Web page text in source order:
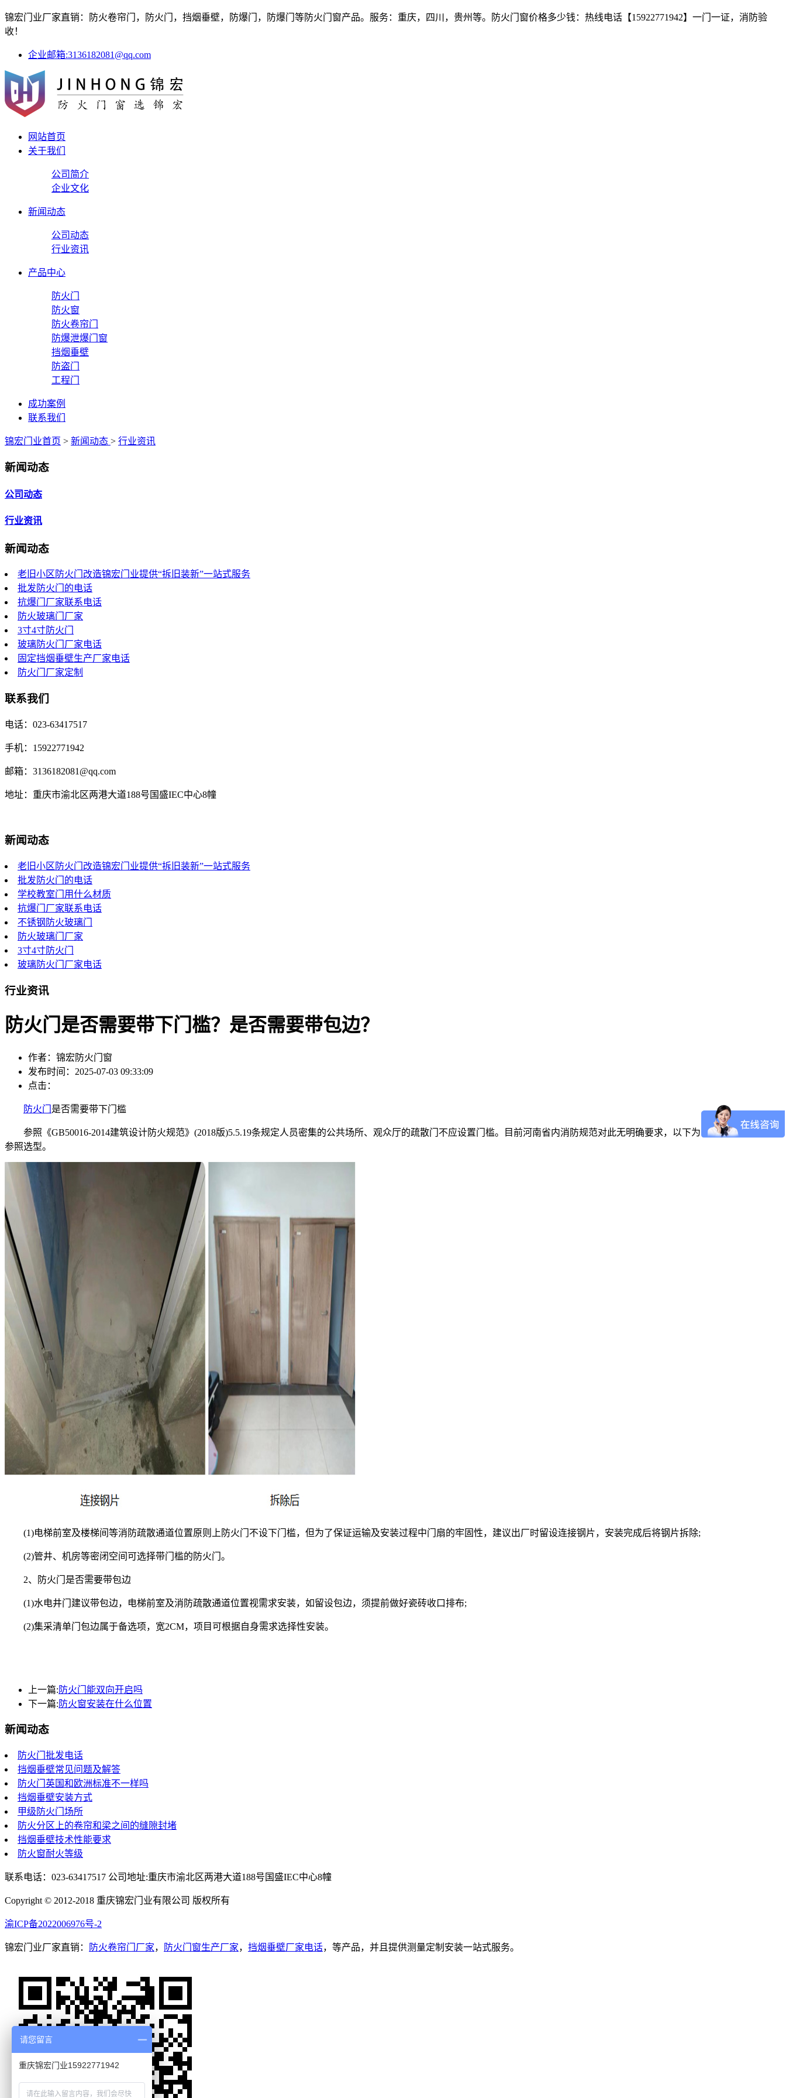
锦宏门业厂家直销：防火卷帘门，防火门，挡烟垂壁，防爆门，防爆门等防火门窗产品。服务：重庆，四川，贵州等。防火门窗价格多少钱：热线电话【15922771942】一门一证，消防验
收！
企业邮箱:3136182081@qq.com
网站首页
关于我们
公司简介
企业文化
新闻动态
公司动态
行业资讯
产品中心
防火门
防火窗
防火卷帘门
防爆泄爆门窗
挡烟垂壁
防盗门
工程门
成功案例
联系我们
锦宏门业首页 > 新闻动态 > 行业资讯
新闻动态
公司动态
行业资讯
新闻动态
老旧小区防火门改造锦宏门业提供“拆旧装新”一站式服务
批发防火门的电话
抗爆门厂家联系电话
防火玻璃门厂家
3寸4寸防火门
玻璃防火门厂家电话
固定挡烟垂壁生产厂家电话
防火门厂家定制
联系我们
电话：023-63417517
手机：15922771942
邮箱：3136182081@qq.com
地址：重庆市渝北区两港大道188号国盛IEC中心8幢
新闻动态
老旧小区防火门改造锦宏门业提供“拆旧装新”一站式服务
批发防火门的电话
学校教室门用什么材质
抗爆门厂家联系电话
不锈钢防火玻璃门
防火玻璃门厂家
3寸4寸防火门
玻璃防火门厂家电话
行业资讯
防火门是否需要带下门槛？是否需要带包边？
作者：锦宏防火门窗
发布时间：2025-07-03 09:33:09
点击：
防火门 是否需要带下门槛
参照《GB50016-2014建筑设计防火规范》(2018版)5.5.19条规定人员密集的公共场所、观众厅的疏散门不应设置门槛。目前河南省内消防规范对此无明确要求，以下为常规做法，项目可
参照选型。
(1)电梯前室及楼梯间等消防疏散通道位置原则上防火门不设下门槛，但为了保证运输及安装过程中门扇的牢固性，建议出厂时留设连接钢片，安装完成后将钢片拆除;
(2)管井、机房等密闭空间可选择带门槛的防火门。
2、防火门是否需要带包边
(1)水电井门建议带包边，电梯前室及消防疏散通道位置视需求安装，如留设包边，须提前做好瓷砖收口排布;
(2)集采清单门包边属于备选项，宽2CM，项目可根据自身需求选择性安装。
上一篇: 防火门能双向开启吗
下一篇: 防火窗安装在什么位置
新闻动态
防火门批发电话
挡烟垂壁常见问题及解答
防火门英国和欧洲标准不一样吗
挡烟垂壁安装方式
甲级防火门场所
防火分区上的卷帘和梁之间的缝隙封堵
挡烟垂壁技术性能要求
防火窗耐火等级
联系电话：023-63417517 公司地址:重庆市渝北区两港大道188号国盛IEC中心8幢
Copyright © 2012-2018 重庆锦宏门业有限公司 版权所有
渝ICP备2022006976号-2
锦宏门业厂家直销： 防火卷帘门厂家， 防火门窗生产厂家， 挡烟垂壁厂家电话，等产品，并且提供测量定制安装一站式服务。
请您留言
重庆锦宏门业15922771942